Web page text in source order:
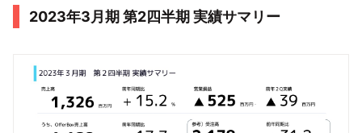
2023年3月期 第2四半期 実績サマリー